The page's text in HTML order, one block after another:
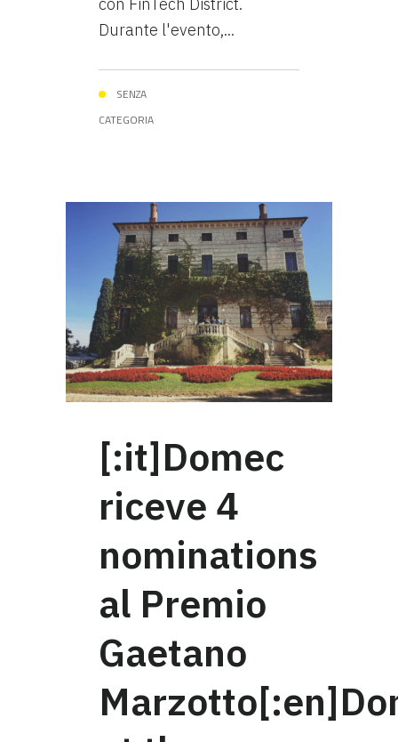
Durante l'evento,...
SENZA
CATEGORIA
[:it]Domec
riceve 4
nominations
al Premio
Gaetano